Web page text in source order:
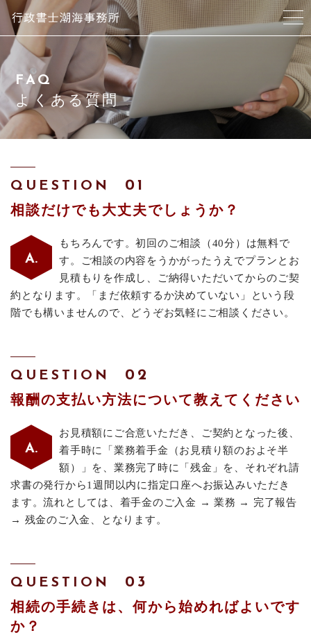
当事務所について
スタッフ紹介
サービス紹介
アクセス
よくある質問
ブログ
お問い合わせ
メールでの受付
お問い合わせフォーム
お電話での受付
075-241-3150
受付時間：平日 9:00～18:00
FAQ
よくある質問
QUESTION
相談だけでも大丈夫でしょうか？
もちろんです。初回のご相談（40分）は無料で
す。ご相談の内容をうかがったうえでプランとお
見積もりを作成し、ご納得いただいてからのご契
約となります。「まだ依頼するか決めていない」という段
階でも構いませんので、どうぞお気軽にご相談ください。
QUESTION
報酬の支払い方法について教えてください
お見積額にご合意いただき、ご契約となった後、
着手時に「業務着手金（お見積り額のおよそ半
額）」を、業務完了時に「残金」を、それぞれ請
求書の発行から1週間以内に指定口座へお振込みいただき
ます。流れとしては、着手金のご入金 → 業務 → 完了報告
→ 残金のご入金、となります。
QUESTION
相続の手続きは、何から始めればよいです
か？